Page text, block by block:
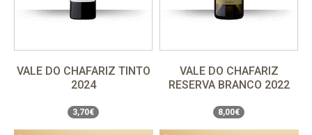
VALE DO CHAFARIZ TINTO
2024
3,70€
3,70€
Pack 6 Garrafas
VALE DO CHAFARIZ
RESERVA BRANCO 2022
8,00€
Unidade 8,00€
Pack 6 garrafas